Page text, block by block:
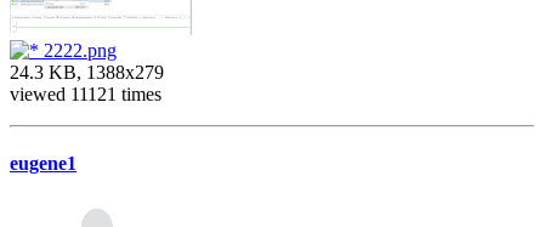
2222.png
24.3 KB, 1388x279
viewed 11121 times
eugene1